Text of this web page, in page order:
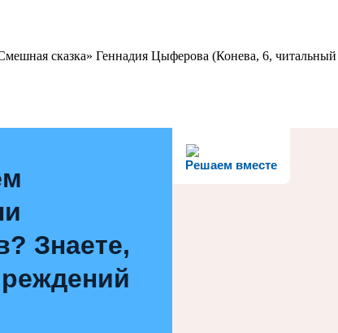
сказка» Геннадия Цыферова (Конева, 6, читальный
Решаем вместе
Знаете,